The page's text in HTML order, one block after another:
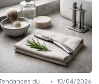
Tendances du Marché Bio • 10/04/2026